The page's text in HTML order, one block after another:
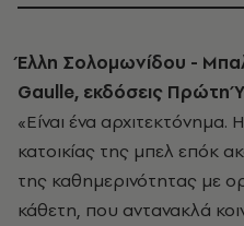
Έλλη Σολομωνίδου -
Gaulle, εκδόσεις Πρώτη
«Είναι ένα
κατοικίας της μπελ επόκ
της καθημερινότητας με
κάθετη, που αντανακλά